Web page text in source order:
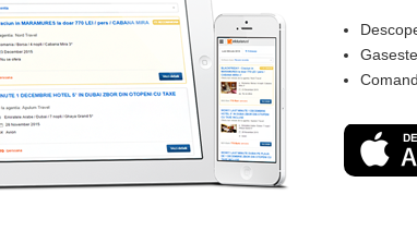
Descopera oferte Last Minute,
Gaseste-ti vacanta dorita in
Comanda direct de pe